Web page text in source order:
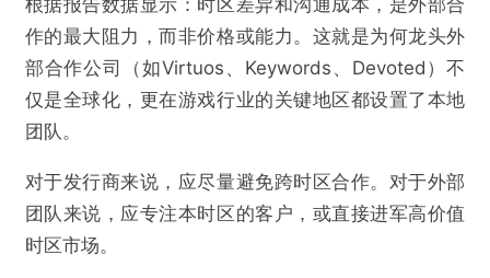
@游戏陀螺
根据报告数据显示：时区差异和沟通成本，是外部合
作的最大阻力，而非价格或能力。这就是为何龙头外
部合作公司（如Virtuos、Keywords、Devoted）不
仅是全球化，更在游戏行业的关键地区都设置了本地
团队。
对于发行商来说，应尽量避免跨时区合作。对于外部
团队来说，应专注本时区的客户，或直接进军高价值
时区市场。